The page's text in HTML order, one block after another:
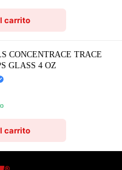
carrito
CONCENTRACE TRACE
GLASS 4 OZ
carrito